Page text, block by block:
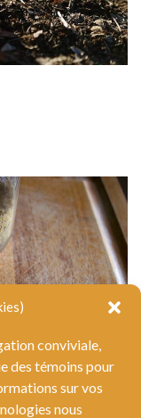
conviviale,
des témoins pour
sur vos
nous